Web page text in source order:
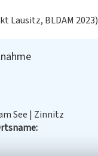
Lausitz, BLDAM 2023)
See | Zinnitz